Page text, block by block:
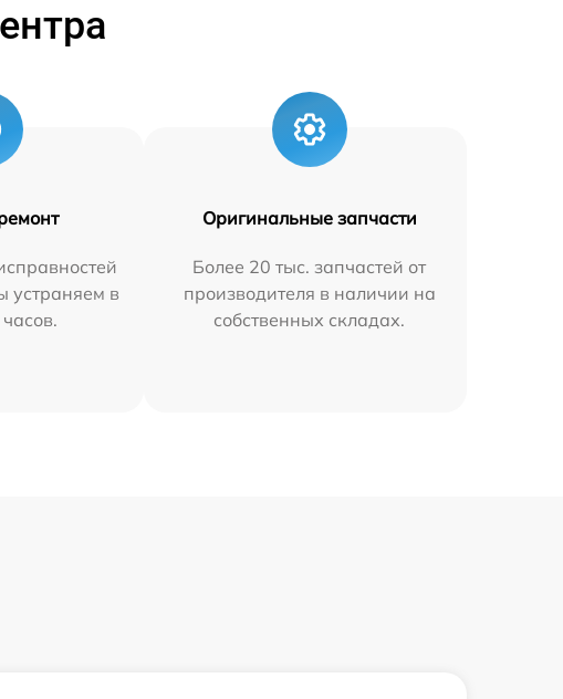
устраняем в
Оригинальные запчасти
Более 20 тыс. запчастей от
производителя в наличии на
собственных складах.